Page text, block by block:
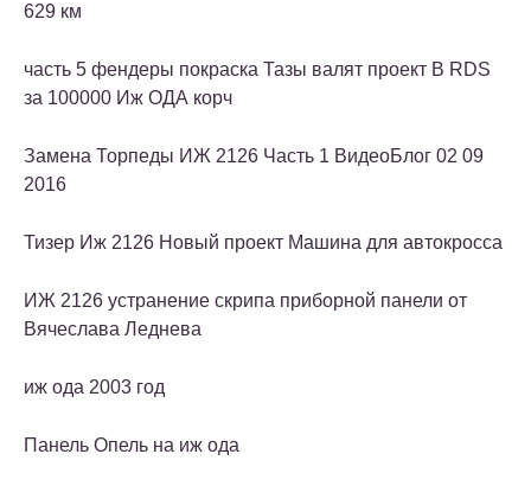
629 км
часть 5 фендеры покраска Тазы валят проект В RDS
за 100000 Иж ОДА корч
Замена Торпеды ИЖ 2126 Часть 1 ВидеоБлог 02 09
2016
Тизер Иж 2126 Новый проект Машина для автокросса
ИЖ 2126 устранение скрипа приборной панели от
Вячеслава Леднева
иж ода 2003 год
Панель Опель на иж ода